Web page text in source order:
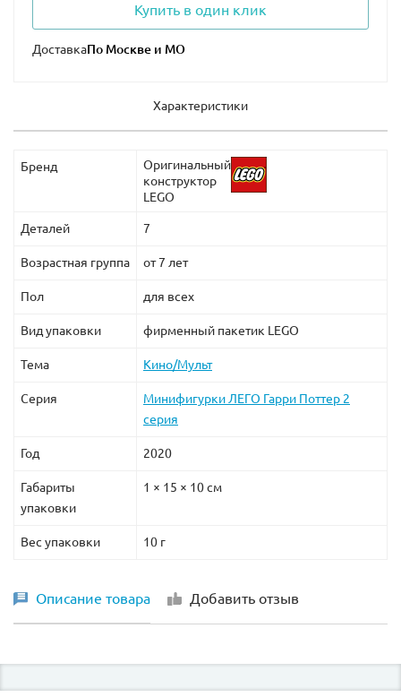
Купить в один клик
Доставка
Характеристики
Бренд
Оригинальный
конструктор
LEGO
Деталей 7
Возрастная группа от 7 лет
Пол для всех
Вид упаковки фирменный пакетик LEGO
Тема Кино/Мульт
Серия
Минифигурки ЛЕГО Гарри Поттер 2
серия
Год 2020
Габариты
упаковки
1 × 15 × 10 см
Вес упаковки 10 г
Описание товара Добавить отзыв